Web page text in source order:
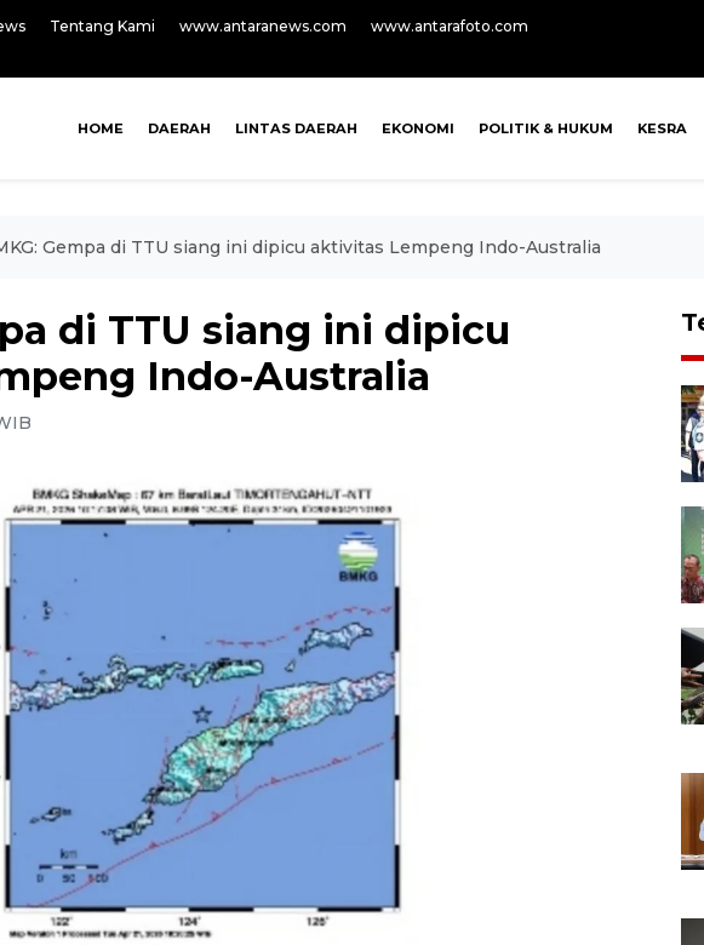
Tentang Kami www.antaranews.com
www.antarafoto.com
HOME DAERAH LINTAS DAERAH EKONOMI POLITIK & HUKUM KESRA
Gempa di TTU siang ini dipicu aktivitas Lempeng Indo-Australia
di TTU siang ini dipicu
Indo-Australia